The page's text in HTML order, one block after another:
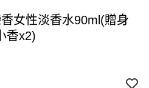
女性淡香水90ml(贈身
香x2)